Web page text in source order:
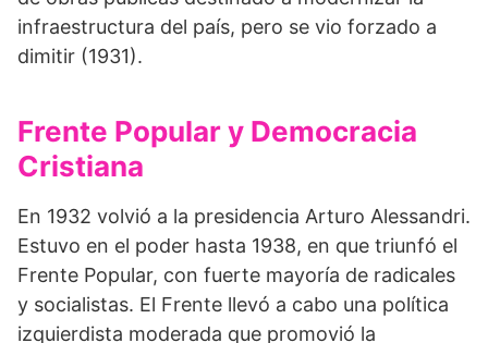
infraestructura del país, pero se vio forzado a
dimitir (1931).
Frente Popular y Democracia
Cristiana
En 1932 volvió a la presidencia Arturo Alessandri.
Estuvo en el poder hasta 1938, en que triunfó el
Frente Popular, con fuerte mayoría de radicales
y socialistas. El Frente llevó a cabo una política
izquierdista moderada que promovió la